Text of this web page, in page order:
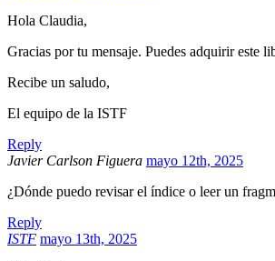
Hola Claudia,
Gracias por tu mensaje. Puedes adquirir este
Recibe un saludo,
El equipo de la ISTF
Reply
Javier Carlson Figuera mayo 12th, 2025
¿Dónde puedo revisar el índice o leer un
Reply
ISTF mayo 13th, 2025